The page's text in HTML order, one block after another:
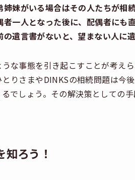
姉妹がいる場合はその人たちが相
者一人となった後に、配偶者にも
の遺言書がないと、望まない人に
な事態を引き起こすことが考え
りさまやDINKSの相続問題は今
でしょう。その解決策としての
知ろう！